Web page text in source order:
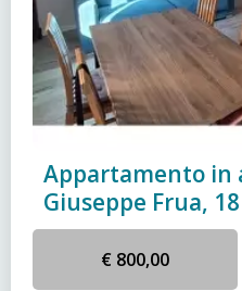
Appartamento in
Giuseppe Frua,
€ 800,00